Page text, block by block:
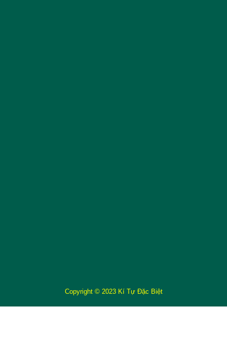
Copyright © 2023 Kí Tự Đặc Biệt